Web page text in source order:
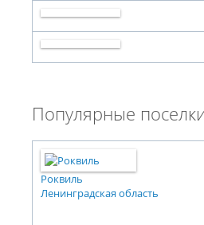
Популярные
Роквиль
Ленинградская область